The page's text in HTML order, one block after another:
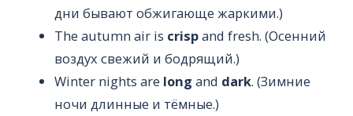
дни бывают обжигающе жаркими.)
The autumn air is crispand fresh. (Осенний
воздух свежий и бодрящий.)
Winter nights are long and dark. (Зимние
ночи длинные и тёмные.)